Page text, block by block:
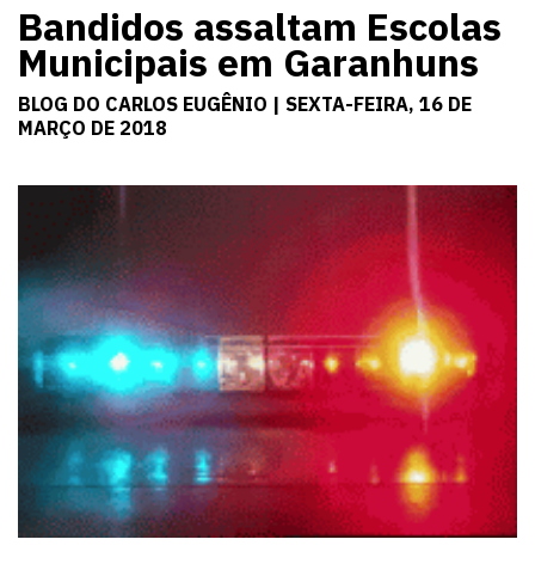
Bandidos assaltam Escolas
Municipais em Garanhuns
BLOG DO CARLOS EUGÊNIO | SEXTA-FEIRA, 16 DE
MARÇO DE 2018